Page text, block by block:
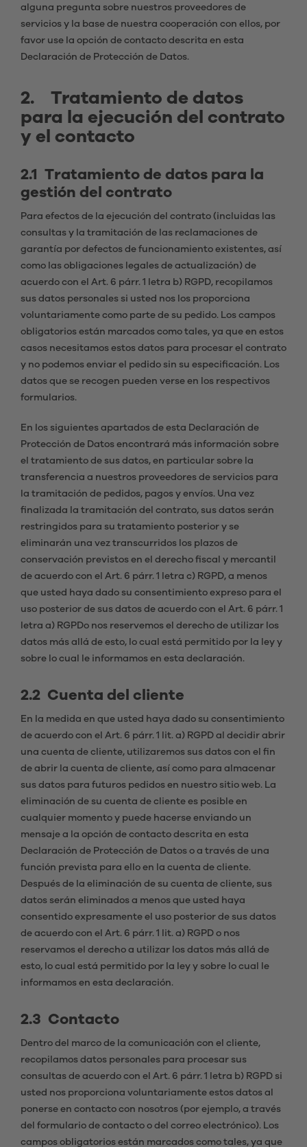
alguna pregunta sobre nuestros proveedores de
servicios y la base de nuestra cooperación con ellos, por
favor use la opción de contacto descrita en esta
Declaración de Protección de Datos.
2. Tratamiento de datos
para la ejecución del contrato
y el contacto
2.1 Tratamiento de datos para la
gestión del contrato
Para efectos de la ejecución del contrato (incluidas las
consultas y la tramitación de las reclamaciones de
garantía por defectos de funcionamiento existentes, así
como las obligaciones legales de actualización) de
acuerdo con el Art. 6 párr. 1 letra b) RGPD, recopilamos
sus datos personales si usted nos los proporciona
voluntariamente como parte de su pedido. Los campos
obligatorios están marcados como tales, ya que en estos
casos necesitamos estos datos para procesar el contrato
y no podemos enviar el pedido sin su especificación. Los
datos que se recogen pueden verse en los respectivos
formularios.
En los siguientes apartados de esta Declaración de
Protección de Datos encontrará más información sobre
el tratamiento de sus datos, en particular sobre la
transferencia a nuestros proveedores de servicios para
la tramitación de pedidos, pagos y envíos. Una vez
finalizada la tramitación del contrato, sus datos serán
restringidos para su tratamiento posterior y se
eliminarán una vez transcurridos los plazos de
conservación previstos en el derecho fiscal y mercantil
de acuerdo con el Art. 6 párr. 1 letra c) RGPD, a menos
que usted haya dado su consentimiento expreso para el
uso posterior de sus datos de acuerdo con el Art. 6 párr. 1
letra a) RGPDo nos reservemos el derecho de utilizar los
datos más allá de esto, lo cual está permitido por la ley y
sobre lo cual le informamos en esta declaración.
2.2 Cuenta del cliente
En la medida en que usted haya dado su consentimiento
de acuerdo con el Art. 6 párr. 1 lit. a) RGPD al decidir abrir
una cuenta de cliente, utilizaremos sus datos con el fin
de abrir la cuenta de cliente, así como para almacenar
sus datos para futuros pedidos en nuestro sitio web. La
eliminación de su cuenta de cliente es posible en
cualquier momento y puede hacerse enviando un
mensaje a la opción de contacto descrita en esta
Declaración de Protección de Datos o a través de una
función prevista para ello en la cuenta de cliente.
Después de la eliminación de su cuenta de cliente, sus
datos serán eliminados a menos que usted haya
consentido expresamente el uso posterior de sus datos
de acuerdo con el Art. 6 párr. 1 lit. a) RGPD o nos
reservamos el derecho a utilizar los datos más allá de
esto, lo cual está permitido por la ley y sobre lo cual le
informamos en esta declaración.
2.3 Contacto
Dentro del marco de la comunicación con el cliente,
recopilamos datos personales para procesar sus
consultas de acuerdo con el Art. 6 párr. 1 letra b) RGPD si
usted nos proporciona voluntariamente estos datos al
ponerse en contacto con nosotros (por ejemplo, a través
del formulario de contacto o del correo electrónico). Los
campos obligatorios están marcados como tales, ya que